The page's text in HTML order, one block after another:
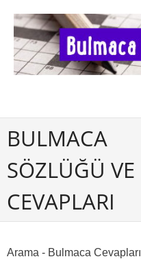
BULMACA
SÖZLÜĞÜ VE
CEVAPLARI
Arama - Bulmaca Cevapları